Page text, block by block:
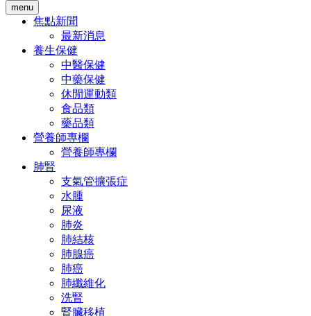
menu
焦點新聞
最新消息
養生保健
中醫保健
中藥保健
休閒運動類
食品類
藥品類
營養師專欄
營養師專欄
肺腎
支氣管擴張症
水腫
尿液
肺炎
肺結核
肺腺癌
肺癌
肺纖維化
洗腎
腎臟移植